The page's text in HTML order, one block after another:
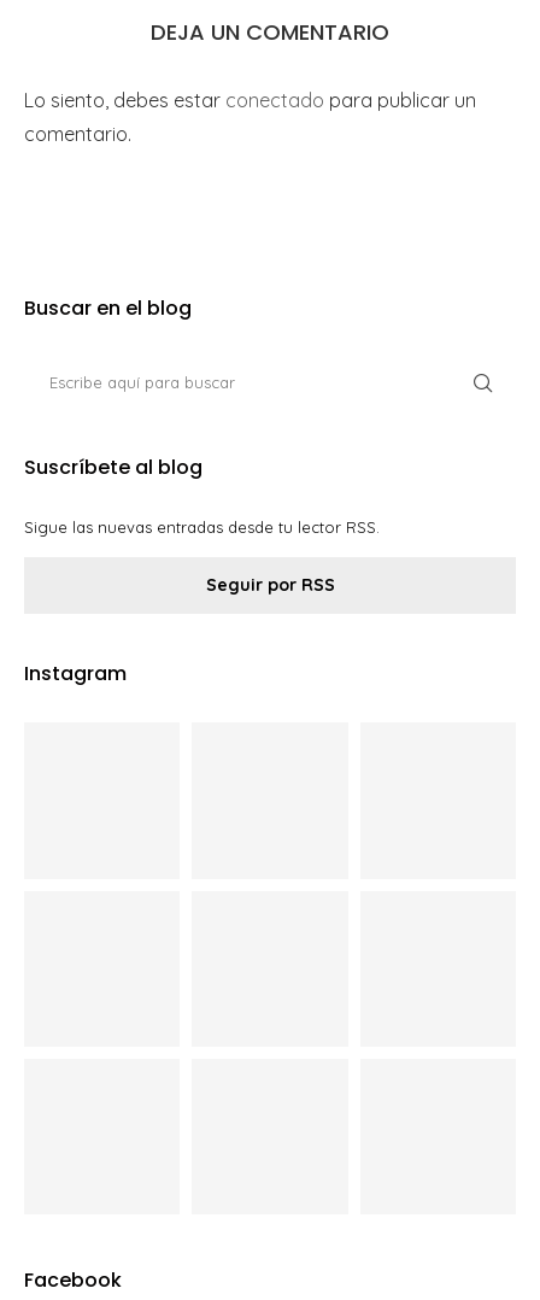
DEJA UN COMENTARIO
Lo siento, debes estar conectado para publicar un
comentario.
Buscar en el blog
Suscríbete al blog
Sigue las nuevas entradas desde tu lector RSS.
Seguir por RSS
Instagram
Facebook